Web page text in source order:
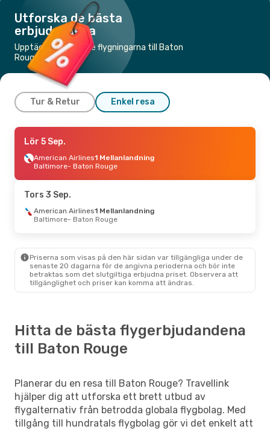
Utforska de bästa
erbjudandena
Upptäck de billigaste flygningarna till Baton
Rouge
Tur & Retur Enkel resa
Fre 16 Okt.
British Airways2 Mellanlandningar
Köpenhamn- Baton Rouge
2 Mellanlandningar
Baton Rouge
Lör 5 Sep.
American Airlines1 Mellanlandning
Baltimore- Baton Rouge
Tors 3 Sep.
American Airlines1 Mellanlandning
Baltimore- Baton Rouge
Priserna som visas på den här sidan var tillgängliga under de
senaste 20 dagarna för de angivna perioderna och bör inte
betraktas som det slutgiltiga erbjudna priset. Observera att
tillgänglighet och priser kan komma att ändras.
Hitta de bästa flygerbjudandena
till Baton Rouge
Planerar du en resa till Baton Rouge? Travellink
hjälper dig att utforska ett brett utbud av
flygalternativ från betrodda globala flygbolag. Med
tillgång till hundratals flygbolag gör vi det enkelt att